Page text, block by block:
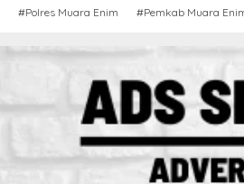
#Polres Muara Enim #Pemkab Muara